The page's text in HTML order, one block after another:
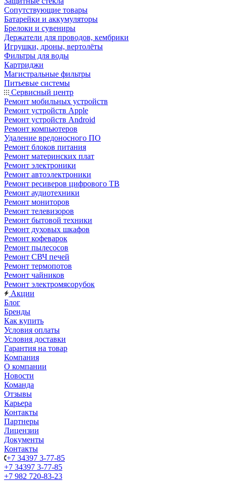
Сопутствующие товары
Батарейки и аккумуляторы
Брелоки и сувениры
Держатели для проводов, кембрики
Игрушки, дроны, вертолёты
Фильтры для воды
Картриджи
Магистральные фильтры
Питьевые системы
Сервисный центр
Ремонт мобильных устройств
Ремонт устройств Apple
Ремонт устройств Android
Ремонт компьютеров
Удаление вредоносного ПО
Ремонт блоков питания
Ремонт материнских плат
Ремонт электроники
Ремонт автоэлектроники
Ремонт ресиверов цифрового ТВ
Ремонт аудиотехники
Ремонт мониторов
Ремонт телевизоров
Ремонт бытовой техники
Ремонт духовых шкафов
Ремонт кофеварок
Ремонт пылесосов
Ремонт СВЧ печей
Ремонт термопотов
Ремонт чайников
Ремонт электромясорубок
Акции
Блог
Бренды
Как купить
Условия оплаты
Условия доставки
Гарантия на товар
Компания
О компании
Новости
Команда
Отзывы
Карьера
Контакты
Партнеры
Лицензии
Документы
Контакты
+7 34397 3-77-85
+7 34397 3-77-85
+7 982 720-83-23